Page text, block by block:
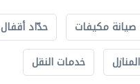
صيانة مكيفات حدّاد أقفال
خدمات النقل